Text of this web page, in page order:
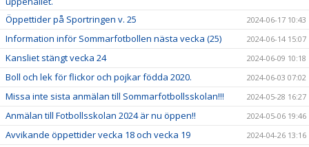
Öppettider på Sportringen v. 25 2024-06-17 10:43
Information inför Sommarfotbollen nästa vecka (25) 2024-06-14 15:07
Kansliet stängt vecka 24 2024-06-09 10:18
Boll och lek för flickor och pojkar födda 2020. 2024-06-03 07:02
Missa inte sista anmälan till Sommarfotbollsskolan!!! 2024-05-28 16:27
Anmälan till Fotbollsskolan 2024 är nu öppen!! 2024-05-06 19:46
Avvikande öppettider vecka 18 och vecka 19 2024-04-26 13:16